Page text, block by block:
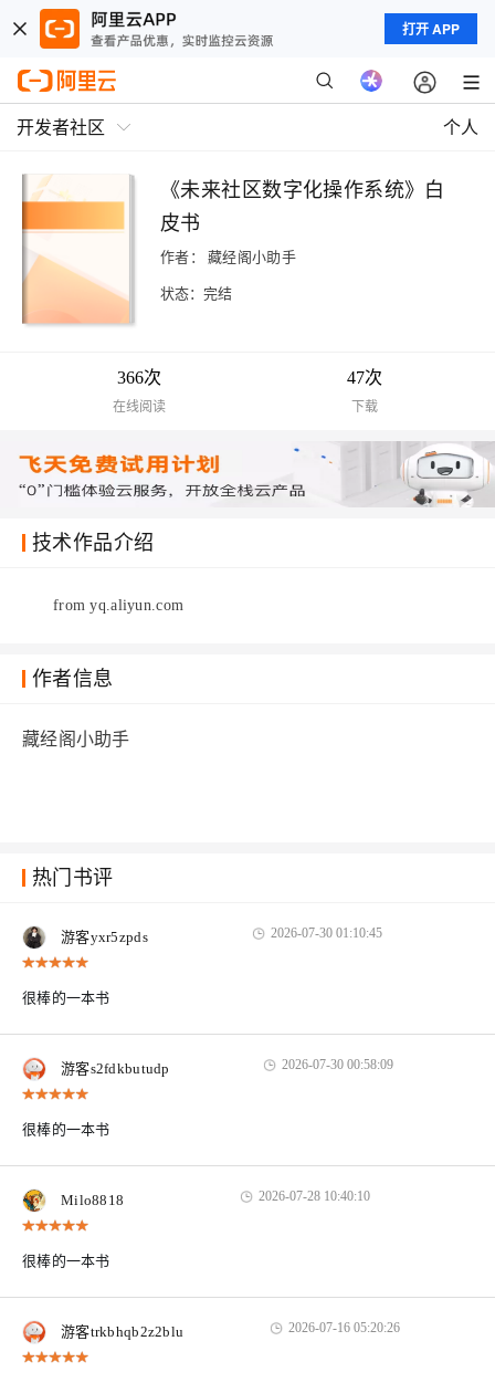
打开 APP
开发者社区 个人
《未来社区数字化操作系统》白
皮书
作者：藏经阁小助手
状态：完结
366次
在线阅读
47次
下载
技术作品介绍
from yq.aliyun.com
作者信息
藏经阁小助手
热门书评
游客yxr5zpds 2026-07-30 01:10:45
很棒的一本书
游客s2fdkbutudp 2026-07-30 00:58:09
很棒的一本书
Milo8818 2026-07-28 10:40:10
很棒的一本书
游客trkbhqb2z2blu 2026-07-16 05:20:26